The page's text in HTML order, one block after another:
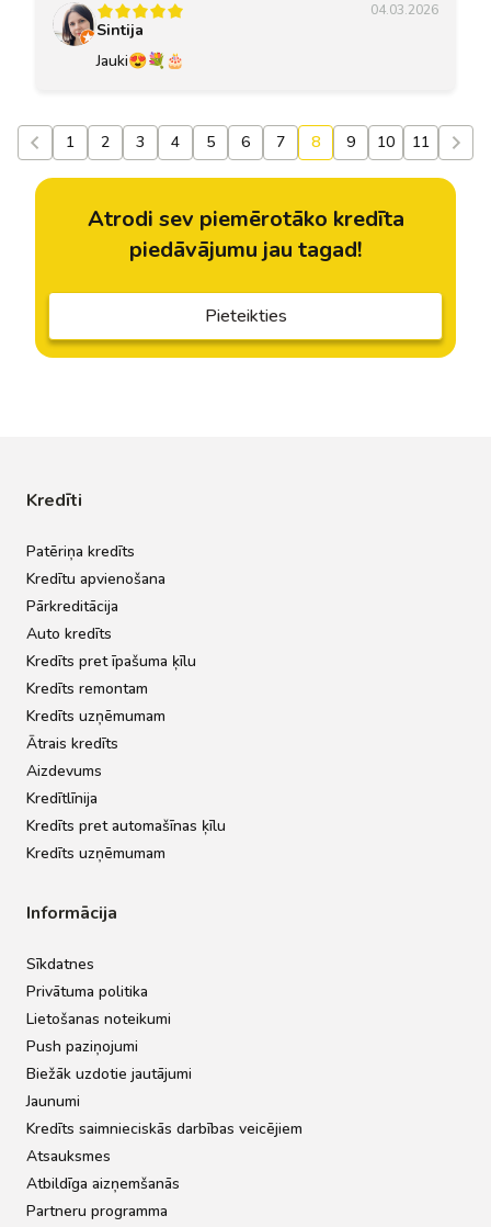
Sintija
04.03.2026
Jauki😍💐🎂
1 2 3 4 5 6 7 8 9 10 11
Atrodi sev piemērotāko kredīta
piedāvājumu jau tagad!
Pieteikties
Kredīti
Patēriņa kredīts
Kredītu apvienošana
Pārkreditācija
Auto kredīts
Kredīts pret īpašuma ķīlu
Kredīts remontam
Kredīts uzņēmumam
Ātrais kredīts
Aizdevums
Kredītlīnija
Kredīts pret automašīnas ķīlu
Kredīts uzņēmumam
Informācija
Sīkdatnes
Privātuma politika
Lietošanas noteikumi
Push paziņojumi
Biežāk uzdotie jautājumi
Jaunumi
Kredīts saimnieciskās darbības veicējiem
Atsauksmes
Atbildīga aizņemšanās
Partneru programma